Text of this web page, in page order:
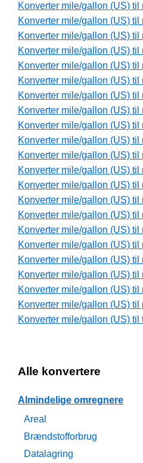
Konverter mile/gallon (US) til
Konverter mile/gallon (US) til
Konverter mile/gallon (US) til
Konverter mile/gallon (US) til
Konverter mile/gallon (US) til
Konverter mile/gallon (US) til
Konverter mile/gallon (US)
Konverter mile/gallon (US)
Konverter mile/gallon (US) til
Konverter mile/gallon (US) til
Konverter mile/gallon (US) til
Konverter mile/gallon (US) til
Konverter mile/gallon (US) til
Konverter mile/gallon (US) til
Konverter mile/gallon (US) til
Konverter mile/gallon (US) til
Konverter mile/gallon (US) til
Konverter mile/gallon (US)
Konverter mile/gallon (US)
Konverter mile/gallon (US) til
Konverter mile/gallon (US) til
Konverter mile/gallon (US) til
Alle konvertere
Almindelige omregnere
Areal
Brændstofforbrug
Datalagring